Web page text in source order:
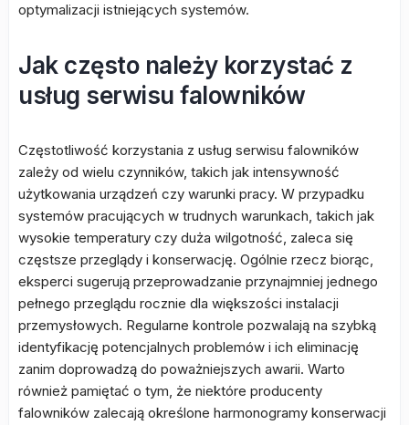
optymalizacji istniejących systemów.
Jak często należy korzystać z
usług serwisu falowników
Częstotliwość korzystania z usług serwisu falowników
zależy od wielu czynników, takich jak intensywność
użytkowania urządzeń czy warunki pracy. W przypadku
systemów pracujących w trudnych warunkach, takich jak
wysokie temperatury czy duża wilgotność, zaleca się
częstsze przeglądy i konserwację. Ogólnie rzecz biorąc,
eksperci sugerują przeprowadzanie przynajmniej jednego
pełnego przeglądu rocznie dla większości instalacji
przemysłowych. Regularne kontrole pozwalają na szybką
identyfikację potencjalnych problemów i ich eliminację
zanim doprowadzą do poważniejszych awarii. Warto
również pamiętać o tym, że niektóre producenty
falowników zalecają określone harmonogramy konserwacji